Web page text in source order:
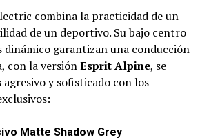
combina la practicidad de un
de un deportivo. Su bajo centro
dinámico garantizan una conducción
con la versiónEsprit Alpine, se
agresivo y sofisticado con los
Matte Shadow Grey